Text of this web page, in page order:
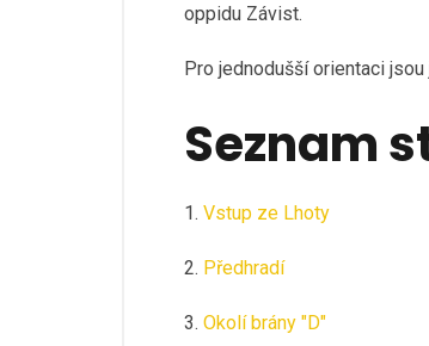
oppidu Závist.
Pro jednodušší orientaci
Seznam
1. Vstup ze Lhoty
2. Předhradí
3. Okolí brány "D"